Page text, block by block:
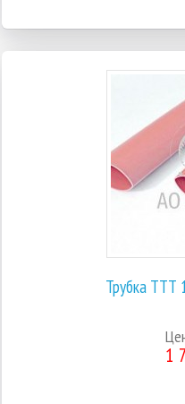
Трубка ТТТ
1